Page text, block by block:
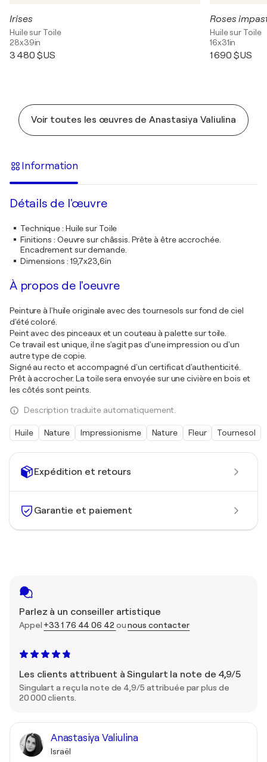
Expédition et retours
Garantie et paiement
Parlez à un conseiller artistique
Appel +33 1 76 44 06 42 ounous contacter
Les clients attribuent à Singulart la note de 4,9/5
Singulart a reçu la note de 4,9/5 attribuée par plus de
20 000 clients.
Anastasiya Valiulina
Israël
Irises
Huile sur Toile
28x39in
3 480 $US
Roses
Huile sur Toile
16x31in
1 690 $US
Voir toutes les œuvres de Anastasiya Valiulina
Information
Détails de l'œuvre
Technique: Huile sur Toile
Finitions : Oeuvre sur châssis. Prête à être accrochée.
Encadrement sur demande.
Dimensions : 19,7x23,6in
À propos de l'oeuvre
Peinture à l'huile originale avec des tournesols sur fond de ciel
d'été coloré.
Peint avec des pinceaux et un couteau à palette sur toile.
Ce travail est unique, il ne s'agit pas d'une impression ou d'un
autre type de copie.
Signé au recto et accompagné d'un certificat d'authenticité.
Prêt à accrocher. La toile sera envoyée sur une civière en bois et
les côtés sont peints.
Description traduite automatiquement.
Huile Nature Impressionisme Nature Fleur Tournesol